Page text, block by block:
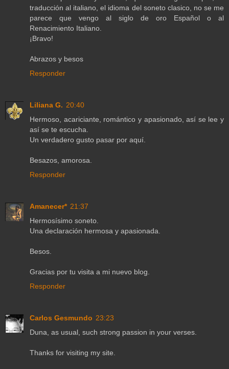
traducción al italiano, el idioma del soneto clasico, no se me
parece que vengo al siglo de oro Español o al
Renacimiento Italiano.
¡Bravo!
Abrazos y besos
Responder
Liliana G. 20:40
Hermoso, acariciante, romántico y apasionado, así se lee y
así se te escucha.
Un verdadero gusto pasar por aquí.
Besazos, amorosa.
Responder
Amanecer* 21:37
Hermosísimo soneto.
Una declaración hermosa y apasionada.
Besos.
Gracias por tu visita a mi nuevo blog.
Responder
Carlos Gesmundo 23:23
Duna, as usual, such strong passion in your verses.
Thanks for visiting my site.